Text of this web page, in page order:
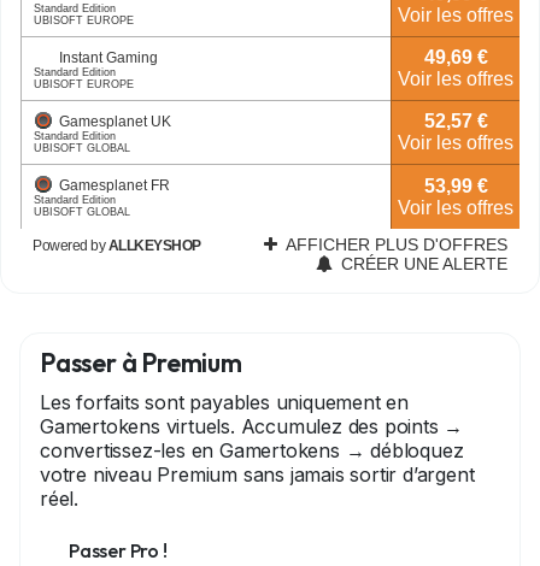
Passer à Premium
Les forfaits sont payables uniquement en
Gamertokens virtuels. Accumulez des points →
convertissez-les en Gamertokens → débloquez
votre niveau Premium sans jamais sortir d’argent
réel.
Passer Pro !